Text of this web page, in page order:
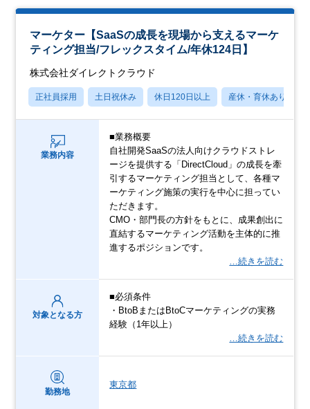
マーケター【SaaSの成長を現場から支えるマーケ
ティング担当/フレックスタイム/年休124日】
株式会社ダイレクトクラウド
正社員採用 土日祝休み 休日120日以上 産休・育休あり
業務内容
■業務概要
自社開発SaaSの法人向けクラウドストレ
ージを提供する「DirectCloud」の成長を牽
引するマーケティング担当として、各種マ
ーケティング施策の実行を中心に担ってい
ただきます。
CMO・部門長の方針をもとに、成果創出に
直結するマーケティング活動を主体的に推
進するポジションです。
…続きを読む
対象となる方
■必須条件
・BtoBまたはBtoCマーケティングの実務
経験（1年以上）
…続きを読む
勤務地
東京都